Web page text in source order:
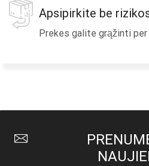
Apsipirkite be
Prekes galite grąžinti per